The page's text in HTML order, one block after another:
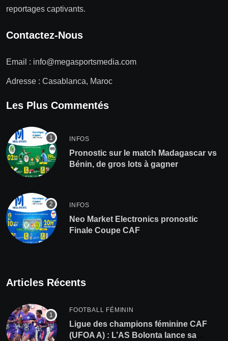
reportages captivants.
Contactez-Nous
Email : info@megasportsmedia.com
Adresse : Casablanca, Maroc
Les Plus Commentés
INFOS
Pronostic sur le match Madagascar vs
Bénin, de gros lots à gagner
INFOS
Neo Market Electronics pronostic
Finale Coupe CAF
Articles Récents
FOOTBALL FÉMININ
Ligue des champions féminine CAF
(UFOA A) : L’AS Bolonta lance sa